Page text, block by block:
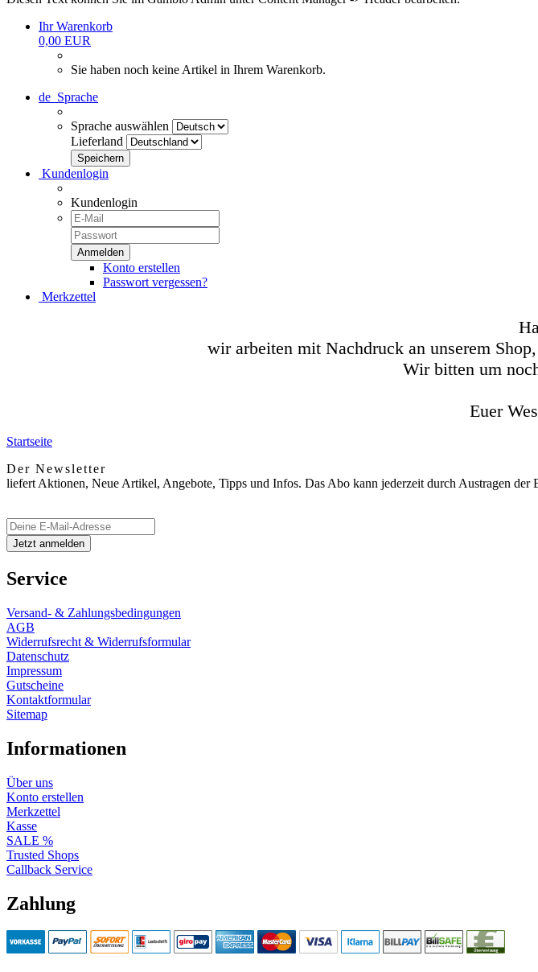
Ihr Warenkorb
0,00 EUR
Sie haben noch keine Artikel in Ihrem Warenkorb.
de Sprache
Sprache auswählen
Lieferland
Kundenlogin
Kundenlogin
Konto erstellen
Passwort vergessen?
Merkzettel
wir arbeiten mit Nachdruck an unserem
Wir bitten um
Euer
Startseite
Der Newsletter
liefert Aktionen, Neue Artikel, Angebote, Tipps und Infos. Das Abo kann jederzeit durch Austragen der
Service
Versand- & Zahlungsbedingungen
AGB
Widerrufsrecht & Widerrufsformular
Datenschutz
Impressum
Gutscheine
Kontaktformular
Sitemap
Informationen
Über uns
Konto erstellen
Merkzettel
Kasse
SALE %
Trusted Shops
Callback Service
Zahlung